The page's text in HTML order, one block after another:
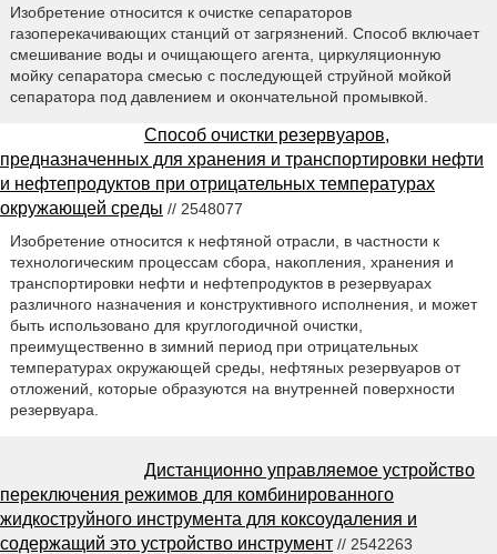
Изобретение относится к очистке сепараторов
газоперекачивающих станций от загрязнений. Способ включает
смешивание воды и очищающего агента, циркуляционную
мойку сепаратора смесью с последующей струйной мойкой
сепаратора под давлением и окончательной промывкой.
Способ очистки резервуаров,
предназначенных для хранения и транспортировки нефти
и нефтепродуктов при отрицательных температурах
окружающей среды // 2548077
Изобретение относится к нефтяной отрасли, в частности к
технологическим процессам сбора, накопления, хранения и
транспортировки нефти и нефтепродуктов в резервуарах
различного назначения и конструктивного исполнения, и может
быть использовано для круглогодичной очистки,
преимущественно в зимний период при отрицательных
температурах окружающей среды, нефтяных резервуаров от
отложений, которые образуются на внутренней поверхности
резервуара.
Дистанционно управляемое устройство
переключения режимов для комбинированного
жидкоструйного инструмента для коксоудаления и
содержащий это устройство инструмент // 2542263